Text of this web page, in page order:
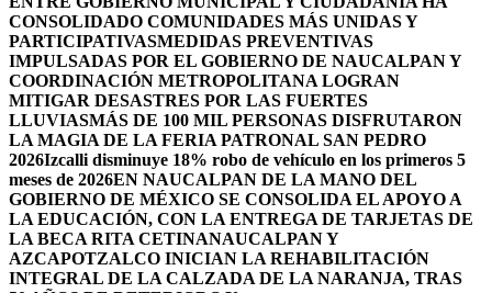
CONSOLIDADO COMUNIDADES MÁS UNIDAS Y
PARTICIPATIVASMEDIDAS PREVENTIVAS
IMPULSADAS POR EL GOBIERNO DE NAUCALPAN Y
COORDINACIÓN METROPOLITANA LOGRAN
MITIGAR DESASTRES POR LAS FUERTES
LLUVIASMÁS DE 100 MIL PERSONAS DISFRUTARON
LA MAGIA DE LA FERIA PATRONAL SAN PEDRO
2026Izcalli disminuye 18% robo de vehículo en los primeros 5
meses de 2026EN NAUCALPAN DE LA MANO DEL
GOBIERNO DE MÉXICO SE CONSOLIDA EL APOYO A
LA EDUCACIÓN, CON LA ENTREGA DE TARJETAS DE
LA BECA RITA CETINANAUCALPAN Y
AZCAPOTZALCO INICIAN LA REHABILITACIÓN
INTEGRAL DE LA CALZADA DE LA NARANJA, TRAS